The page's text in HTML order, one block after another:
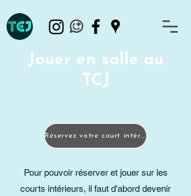
Jouer en salle au
TCJ
Réservez votre court intérieur
Pour pouvoir réserver et jouer sur les
courts intérieurs, il faut d'abord devenir